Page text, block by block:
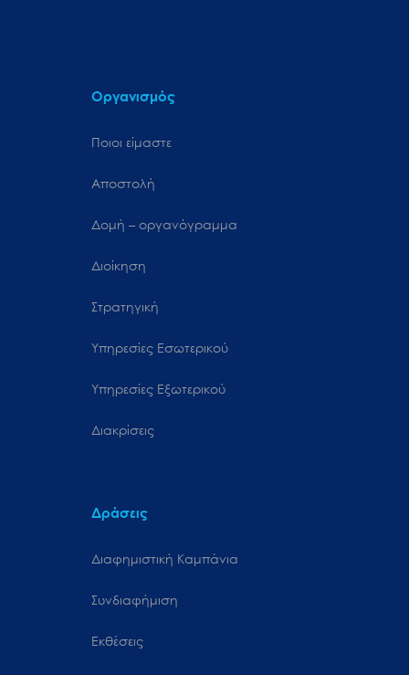
Οργανισμός
Ποιοι είμαστε
Αποστολή
Δομή – οργανόγραμμα
Διοίκηση
Στρατηγική
Υπηρεσίες Εσωτερικού
Υπηρεσίες Εξωτερικού
Διακρίσεις
Δράσεις
Διαφημιστική Καμπάνια
Συνδιαφήμιση
Εκθέσεις